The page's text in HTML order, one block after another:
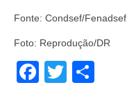
Fonte: Condsef/Fenadsef
Foto: Reprodução/DR
Facebook
Twitter